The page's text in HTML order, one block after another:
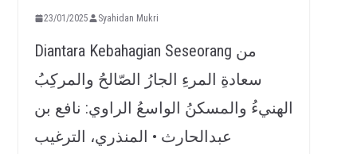
23/01/2025 Syahidan Mukri
Diantara Kebahagian Seseorang من
سعادةِ المرءِ الجارُ الصّالحُ والمركِبُ
الهنيءُ والمسكنُ الواسعُ الراوي: نافع بن
عبدالحارث • المنذري، الترغيب